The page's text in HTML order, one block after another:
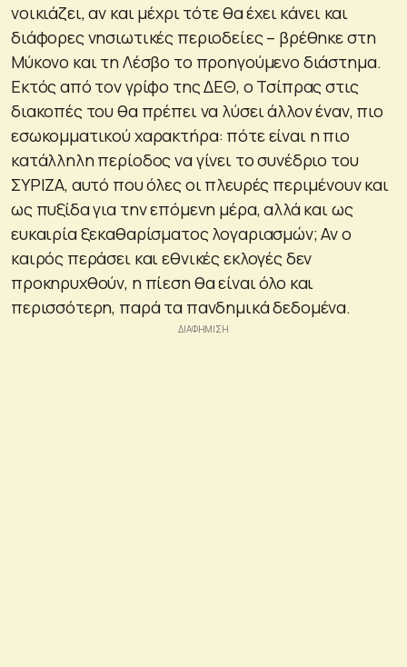
νοικιάζει, αν και μέχρι τότε θα έχει κάνει και
διάφορες νησιωτικές περιοδείες – βρέθηκε στη
Μύκονο και τη Λέσβο το προηγούμενο διάστημα.
Εκτός από τον γρίφο της ΔΕΘ, ο Τσίπρας στις
διακοπές του θα πρέπει να λύσει άλλον έναν, πιο
εσωκομματικού χαρακτήρα: πότε είναι η πιο
κατάλληλη περίοδος να γίνει το συνέδριο του
ΣΥΡΙΖΑ, αυτό που όλες οι πλευρές περιμένουν και
ως πυξίδα για την επόμενη μέρα, αλλά και ως
ευκαιρία ξεκαθαρίσματος λογαριασμών; Αν ο
καιρός περάσει και εθνικές εκλογές δεν
προκηρυχθούν, η πίεση θα είναι όλο και
περισσότερη, παρά τα πανδημικά δεδομένα.